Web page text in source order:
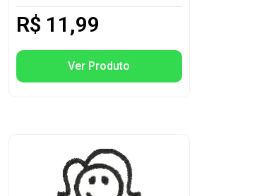
R$ 11,99
Ver Produto